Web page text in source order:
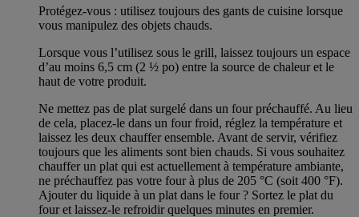
Protégez-vous : utilisez toujours des gants de cuisine lorsque
vous manipulez des objets chauds.
Lorsque vous l’utilisez sous le grill, laissez toujours un espace
d’au moins 6,5 cm (2 ½ po) entre la source de chaleur et le
haut de votre produit.
Ne mettez pas de plat surgelé dans un four préchauffé. Au lieu
de cela, placez-le dans un four froid, réglez la température et
laissez les deux chauffer ensemble. Avant de servir, vérifiez
toujours que les aliments sont bien chauds. Si vous souhaitez
chauffer un plat qui est actuellement à température ambiante,
ne préchauffez pas votre four à plus de 205 °C (soit 400 °F).
Ajouter du liquide à un plat dans le four ? Sortez le plat du
four et laissez-le refroidir quelques minutes en premier.